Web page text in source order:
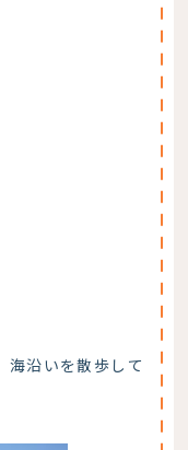
海沿いを散歩して